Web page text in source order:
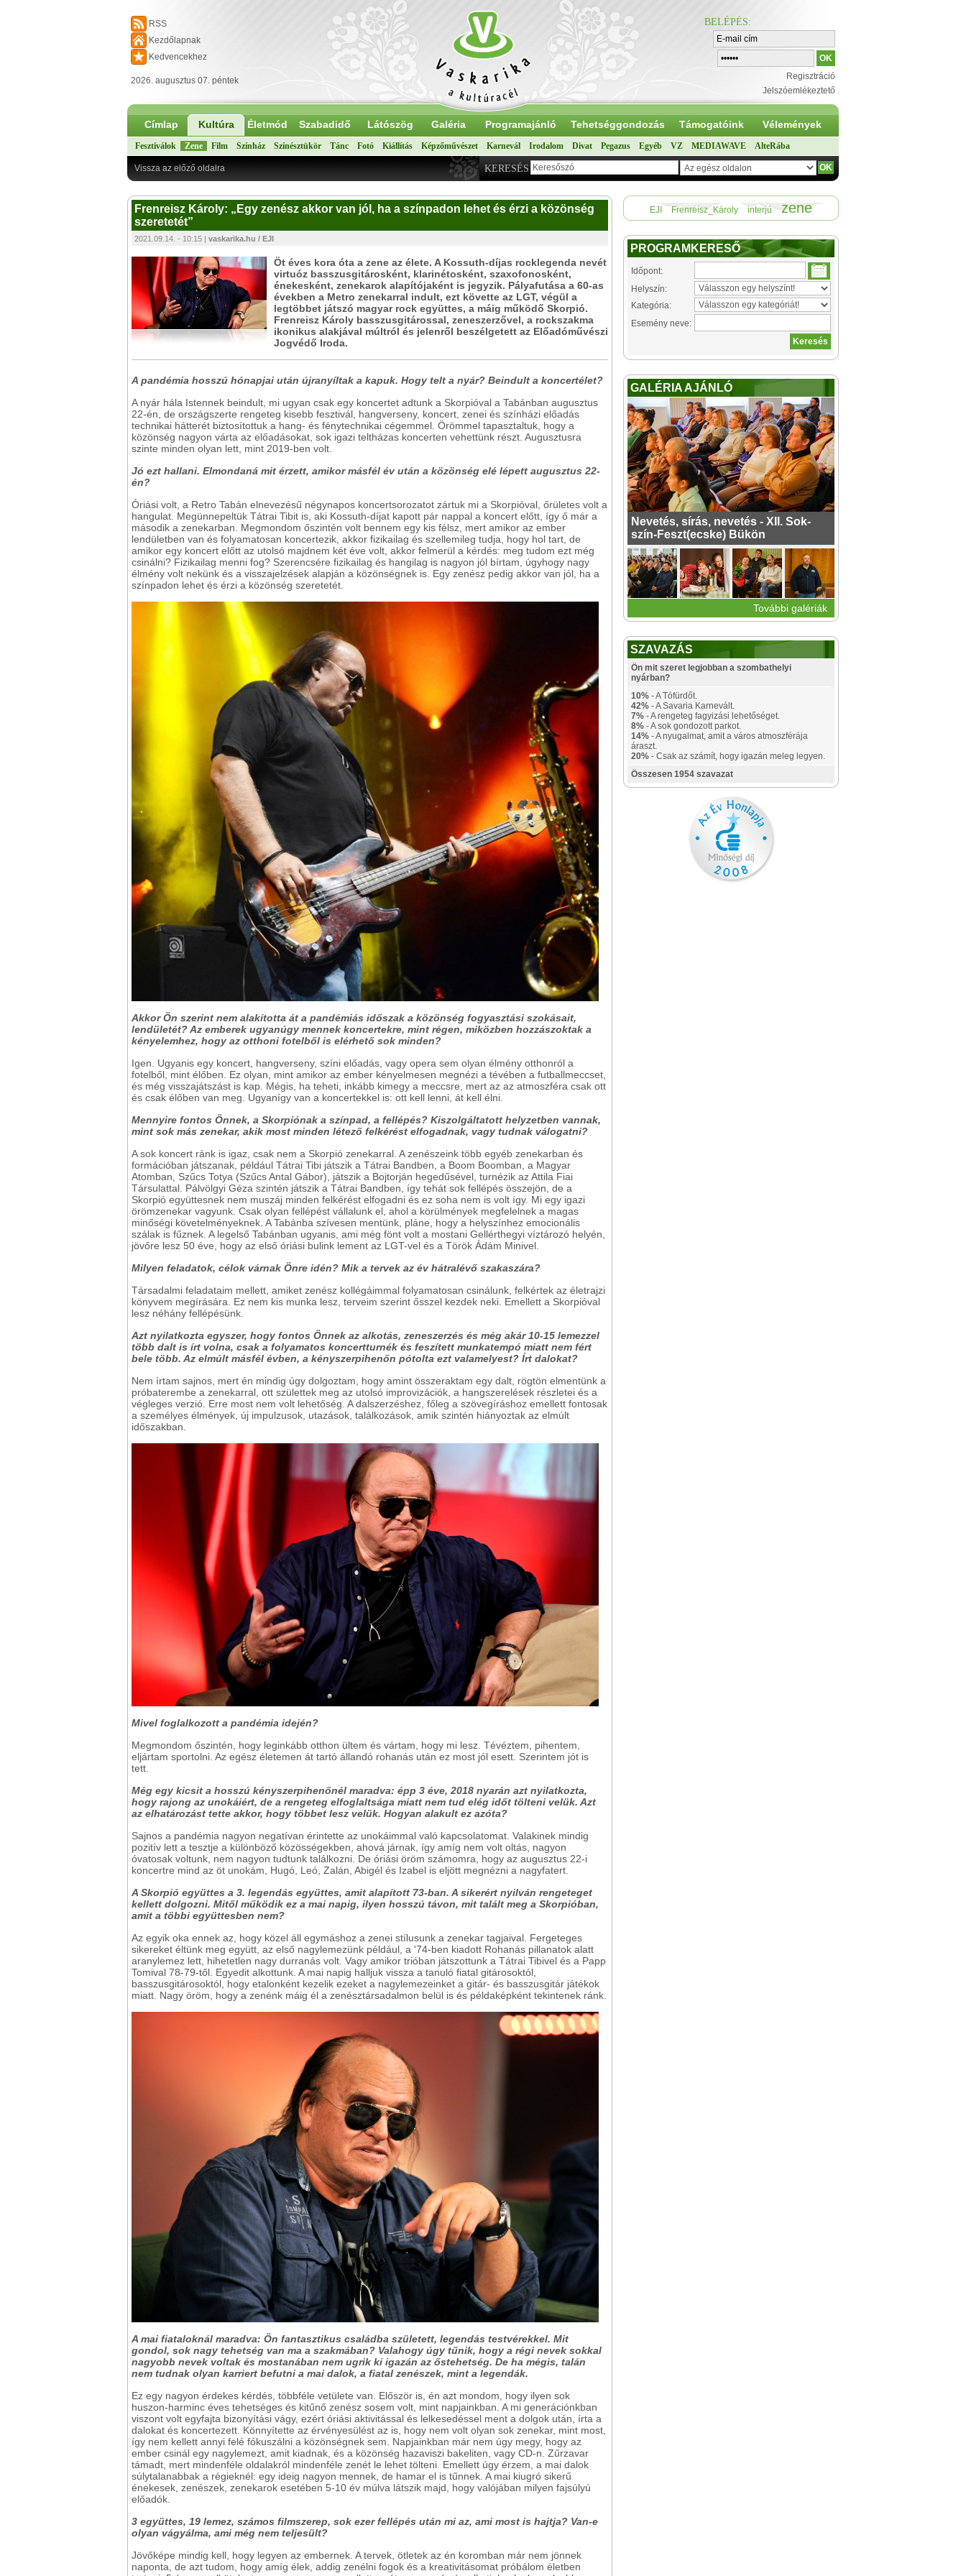
RSS
Kezdőlapnak
Kedvencekhez
2026. augusztus 07. péntek
BELÉPÉS:
Regisztráció
Jelszóemlékeztető
Címlap Kultúra Életmód Szabadidő Látószög Galéria Programajánló Tehetséggondozás Támogatóink Vélemények
Fesztiválok Zene Film Színház Színésztükör Tánc Fotó Kiállítás Képzőművészet Karnevál Irodalom Divat Pegazus Egyéb VZ MEDIAWAVE AlteRába
KERESÉS
Vissza az előző oldalra
Frenreisz Károly: „Egy zenész akkor van jól, ha a színpadon lehet és érzi a közönség
szeretetét”
2021.09.14. - 10:15 | vaskarika.hu / EJI
Öt éves kora óta a zene az élete. A Kossuth-díjas rocklegenda nevét
virtuóz basszusgitárosként, klarinétosként, szaxofonosként,
énekesként, zenekarok alapítójaként is jegyzik. Pályafutása a 60-as
években a Metro zenekarral indult, ezt követte az LGT, végül a
legtöbbet játszó magyar rock együttes, a máig működő Skorpió.
Frenreisz Károly basszusgitárossal, zeneszerzővel, a rockszakma
ikonikus alakjával múltról és jelenről beszélgetett az Előadóművészi
Jogvédő Iroda.
A pandémia hosszú hónapjai után újranyíltak a kapuk. Hogy telt a nyár? Beindult a koncertélet?
A nyár hála Istennek beindult, mi ugyan csak egy koncertet adtunk a Skorpióval a Tabánban augusztus
22-én, de országszerte rengeteg kisebb fesztivál, hangverseny, koncert, zenei és színházi előadás
technikai hátterét biztosítottuk a hang- és fénytechnikai cégemmel. Örömmel tapasztaltuk, hogy a
közönség nagyon várta az előadásokat, sok igazi teltházas koncerten vehettünk részt. Augusztusra
szinte minden olyan lett, mint 2019-ben volt.
Jó ezt hallani. Elmondaná mit érzett, amikor másfél év után a közönség elé lépett augusztus 22-
én?
Óriási volt, a Retro Tabán elnevezésű négynapos koncertsorozatot zártuk mi a Skorpióval, őrületes volt a
hangulat. Megünnepeltük Tátrai Tibit is, aki Kossuth-díjat kapott pár nappal a koncert előtt, így ő már a
második a zenekarban. Megmondom őszintén volt bennem egy kis félsz, mert amikor az ember
lendületben van és folyamatosan koncertezik, akkor fizikailag és szellemileg tudja, hogy hol tart, de
amikor egy koncert előtt az utolsó majdnem két éve volt, akkor felmerül a kérdés: meg tudom ezt még
csinálni? Fizikailag menni fog? Szerencsére fizikailag és hangilag is nagyon jól bírtam, úgyhogy nagy
élmény volt nekünk és a visszajelzések alapján a közönségnek is. Egy zenész pedig akkor van jól, ha a
színpadon lehet és érzi a közönség szeretetét.
Akkor Ön szerint nem alakította át a pandémiás időszak a közönség fogyasztási szokásait,
lendületét? Az emberek ugyanúgy mennek koncertekre, mint régen, miközben hozzászoktak a
kényelemhez, hogy az otthoni fotelből is elérhető sok minden?
Igen. Ugyanis egy koncert, hangverseny, színi előadás, vagy opera sem olyan élmény otthonról a
fotelből, mint élőben. Ez olyan, mint amikor az ember kényelmesen megnézi a tévében a futballmeccset,
és még visszajátszást is kap. Mégis, ha teheti, inkább kimegy a meccsre, mert az az atmoszféra csak ott
és csak élőben van meg. Ugyanígy van a koncertekkel is: ott kell lenni, át kell élni.
Mennyire fontos Önnek, a Skorpiónak a színpad, a fellépés? Kiszolgáltatott helyzetben vannak,
mint sok más zenekar, akik most minden létező felkérést elfogadnak, vagy tudnak válogatni?
A sok koncert ránk is igaz, csak nem a Skorpió zenekarral. A zenészeink több egyéb zenekarban és
formációban játszanak, például Tátrai Tibi játszik a Tátrai Bandben, a Boom Boomban, a Magyar
Atomban, Szűcs Totya (Szűcs Antal Gábor), játszik a Bojtorján hegedűsével, turnézik az Attila Fiai
Társulattal. Pálvölgyi Géza szintén játszik a Tátrai Bandben, így tehát sok fellépés összejön, de a
Skorpió együttesnek nem muszáj minden felkérést elfogadni és ez soha nem is volt így. Mi egy igazi
örömzenekar vagyunk. Csak olyan fellépést vállalunk el, ahol a körülmények megfelelnek a magas
minőségi követelményeknek. A Tabánba szívesen mentünk, pláne, hogy a helyszínhez emocionális
szálak is fűznek. A legelső Tabánban ugyanis, ami még fönt volt a mostani Gellérthegyi víztározó helyén,
jövőre lesz 50 éve, hogy az első óriási bulink lement az LGT-vel és a Török Ádám Minivel.
Milyen feladatok, célok várnak Önre idén? Mik a tervek az év hátralévő szakaszára?
Társadalmi feladataim mellett, amiket zenész kollégáimmal folyamatosan csinálunk, felkértek az életrajzi
könyvem megírására. Ez nem kis munka lesz, terveim szerint ősszel kezdek neki. Emellett a Skorpióval
lesz néhány fellépésünk.
Azt nyilatkozta egyszer, hogy fontos Önnek az alkotás, zeneszerzés és még akár 10-15 lemezzel
több dalt is írt volna, csak a folyamatos koncertturnék és feszített munkatempó miatt nem fért
bele több. Az elmúlt másfél évben, a kényszerpihenőn pótolta ezt valamelyest? Írt dalokat?
Nem írtam sajnos, mert én mindig úgy dolgoztam, hogy amint összeraktam egy dalt, rögtön elmentünk a
próbaterembe a zenekarral, ott születtek meg az utolsó improvizációk, a hangszerelések részletei és a
végleges verzió. Erre most nem volt lehetőség. A dalszerzéshez, főleg a szövegíráshoz emellett fontosak
a személyes élmények, új impulzusok, utazások, találkozások, amik szintén hiányoztak az elmúlt
időszakban.
Mivel foglalkozott a pandémia idején?
Megmondom őszintén, hogy leginkább otthon ültem és vártam, hogy mi lesz. Tévéztem, pihentem,
eljártam sportolni. Az egész életemen át tartó állandó rohanás után ez most jól esett. Szerintem jót is
tett.
Még egy kicsit a hosszú kényszerpihenőnél maradva: épp 3 éve, 2018 nyarán azt nyilatkozta,
hogy rajong az unokáiért, de a rengeteg elfoglaltsága miatt nem tud elég időt tölteni velük. Azt
az elhatározást tette akkor, hogy többet lesz velük. Hogyan alakult ez azóta?
Sajnos a pandémia nagyon negatívan érintette az unokáimmal való kapcsolatomat. Valakinek mindig
pozitív lett a tesztje a különböző közösségekben, ahová járnak, így amíg nem volt oltás, nagyon
óvatosak voltunk, nem nagyon tudtunk találkozni. De óriási öröm számomra, hogy az augusztus 22-i
koncertre mind az öt unokám, Hugó, Leó, Zalán, Abigél és Izabel is eljött megnézni a nagyfatert.
A Skorpió együttes a 3. legendás együttes, amit alapított 73-ban. A sikerért nyilván rengeteget
kellett dolgozni. Mitől működik ez a mai napig, ilyen hosszú távon, mit talált meg a Skorpióban,
amit a többi együttesben nem?
Az egyik oka ennek az, hogy közel áll egymáshoz a zenei stílusunk a zenekar tagjaival. Fergeteges
sikereket éltünk meg együtt, az első nagylemezünk például, a '74-ben kiadott Rohanás pillanatok alatt
aranylemez lett, hihetetlen nagy durranás volt. Vagy amikor trióban játszottunk a Tátrai Tibivel és a Papp
Tomival 78-79-től. Egyedit alkottunk. A mai napig halljuk vissza a tanuló fiatal gitárosoktól,
basszusgitárosoktól, hogy etalonként kezelik ezeket a nagylemezeinket a gitár- és basszusgitár játékok
miatt. Nagy öröm, hogy a zenénk máig él a zenésztársadalmon belül is és példaképként tekintenek ránk.
A mai fiataloknál maradva: Ön fantasztikus családba született, legendás testvérekkel. Mit
gondol, sok nagy tehetség van ma a szakmában? Valahogy úgy tűnik, hogy a régi nevek sokkal
nagyobb nevek voltak és mostanában nem ugrik ki igazán az őstehetség. De ha mégis, talán
nem tudnak olyan karriert befutni a mai dalok, a fiatal zenészek, mint a legendák.
Ez egy nagyon érdekes kérdés, többféle vetülete van. Először is, én azt mondom, hogy ilyen sok
huszon-harminc éves tehetséges és kitűnő zenész sosem volt, mint napjainkban. A mi generációnkban
viszont volt egyfajta bizonyítási vágy, ezért óriási aktivitással és lelkesedéssel ment a dolgok után, írta a
dalokat és koncertezett. Könnyítette az érvényesülést az is, hogy nem volt olyan sok zenekar, mint most,
így nem kellett annyi felé fókuszálni a közönségnek sem. Napjainkban már nem úgy megy, hogy az
ember csinál egy nagylemezt, amit kiadnak, és a közönség hazaviszi bakeliten, vagy CD-n. Zűrzavar
támadt, mert mindenféle oldalakról mindenféle zenét le lehet tölteni. Emellett úgy érzem, a mai dalok
súlytalanabbak a régieknél: egy ideig nagyon mennek, de hamar el is tűnnek. A mai kiugró sikerű
énekesek, zenészek, zenekarok esetében 5-10 év múlva látszik majd, hogy valójában milyen fajsúlyú
előadók.
3 együttes, 19 lemez, számos filmszerep, sok ezer fellépés után mi az, ami most is hajtja? Van-e
olyan vágyálma, ami még nem teljesült?
Jövőképe mindig kell, hogy legyen az embernek. A tervek, ötletek az én koromban már nem jönnek
naponta, de azt tudom, hogy amíg élek, addig zenélni fogok és a kreativitásomat próbálom életben
EJI Frenreisz_Károly interjú zene
PROGRAMKERESŐ
Időpont:
Helyszín:
Kategória:
Esemény neve:
GALÉRIA AJÁNLÓ
Nevetés, sírás, nevetés - XII. Sok-
szín-Feszt(ecske) Bükön
További galériák
SZAVAZÁS
Ön mit szeret legjobban a szombathelyi
nyárban?
10% - A Tófürdőt.
42% - A Savaria Karnevált.
7% - A rengeteg fagyizási lehetőséget.
8% - A sok gondozott parkot.
14% - A nyugalmat, amit a város atmoszférája
áraszt.
20% - Csak az számít, hogy igazán meleg legyen.
Összesen 1954 szavazat